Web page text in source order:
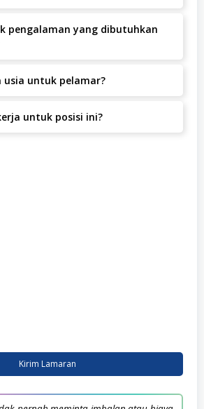
pengalaman yang dibutuhkan
usia untuk pelamar?
untuk posisi ini?
Kirim Lamaran